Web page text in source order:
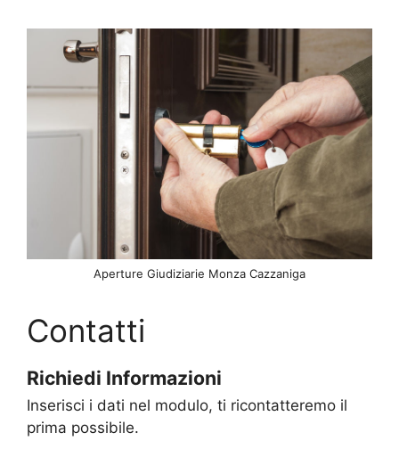
Aperture Giudiziarie Monza Cazzaniga
Contatti
Richiedi Informazioni
Inserisci i dati nel modulo, ti ricontatteremo il
prima possibile.